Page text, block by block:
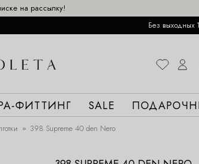
на рассылку!
Без
ФИТТИНГ SALE
398 Supreme 40 den Nero